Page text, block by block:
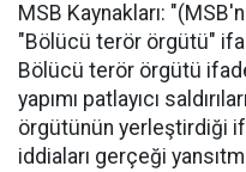
MSB Kaynakları:
"Bölücü terör örgütü"
Bölücü terör örgütü
yapımı patlayıcı
örgütünün yerleştirdiği
iddiaları gerçeği